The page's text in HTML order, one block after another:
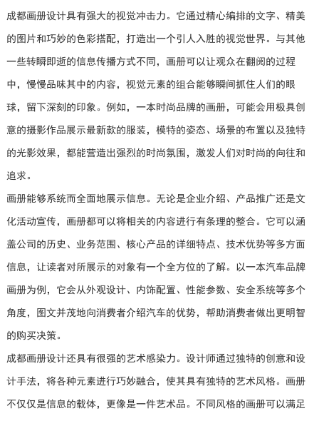
成都画册设计具有强大的视觉冲击力。它通过精心编排的文字、精美
的图片和巧妙的色彩搭配，打造出一个引人入胜的视觉世界。与其他
一些转瞬即逝的信息传播方式不同，画册可以让观众在翻阅的过程
中，慢慢品味其中的内容，视觉元素的组合能够瞬间抓住人们的眼
球，留下深刻的印象。例如，一本时尚品牌的画册，可能会用极具创
意的摄影作品展示最新款的服装，模特的姿态、场景的布置以及独特
的光影效果，都能营造出强烈的时尚氛围，激发人们对时尚的向往和
追求。
画册能够系统而全面地展示信息。无论是企业介绍、产品推广还是文
化活动宣传，画册都可以将相关的内容进行有条理的整合。它可以涵
盖公司的历史、业务范围、核心产品的详细特点、技术优势等多方面
信息，让读者对所展示的对象有一个全方位的了解。以一本汽车品牌
画册为例，它会从外观设计、内饰配置、性能参数、安全系统等多个
角度，图文并茂地向消费者介绍汽车的优势，帮助消费者做出更明智
的购买决策。
成都画册设计还具有很强的艺术感染力。设计师通过独特的创意和设
计手法，将各种元素进行巧妙融合，使其具有独特的艺术风格。画册
不仅仅是信息的载体，更像是一件艺术品。不同风格的画册可以满足